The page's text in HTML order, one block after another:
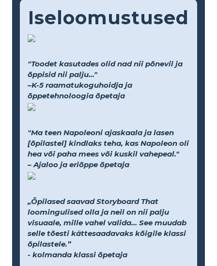
Iseloomustused
"Toodet kasutades olid nad nii põnevil ja
õppisid nii palju..."
–K-5 raamatukoguhoidja ja
õppetehnoloogia õpetaja
"Ma teen Napoleoni ajaskaala ja lasen
[õpilastel] kindlaks teha, kas Napoleon oli
hea või paha mees või kuskil vahepeal."
– Ajaloo ja eriõppe õpetaja
„Õpilased saavad Storyboard That
loomingulised olla ja neil on nii palju
visuaale, mille vahel valida... See muudab
selle tõesti kättesaadavaks kõigile klassi
õpilastele.”
- kolmanda klassi õpetaja